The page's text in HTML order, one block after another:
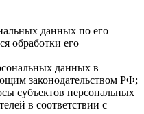
данных по его
обработки его
данных в
законодательством РФ;
субъектов персональных
в соответствии с